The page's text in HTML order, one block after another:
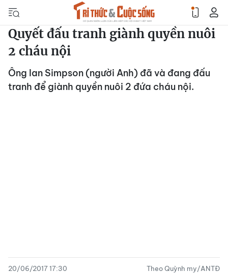
Quyết đấu tranh giành quyền nuôi
2 cháu nội
Ông Ian Simpson (người Anh) đã và đang đấu
tranh để giành quyền nuôi 2 đứa cháu nội.
20/06/2017 17:30 Theo Quỳnh my/ANTĐ